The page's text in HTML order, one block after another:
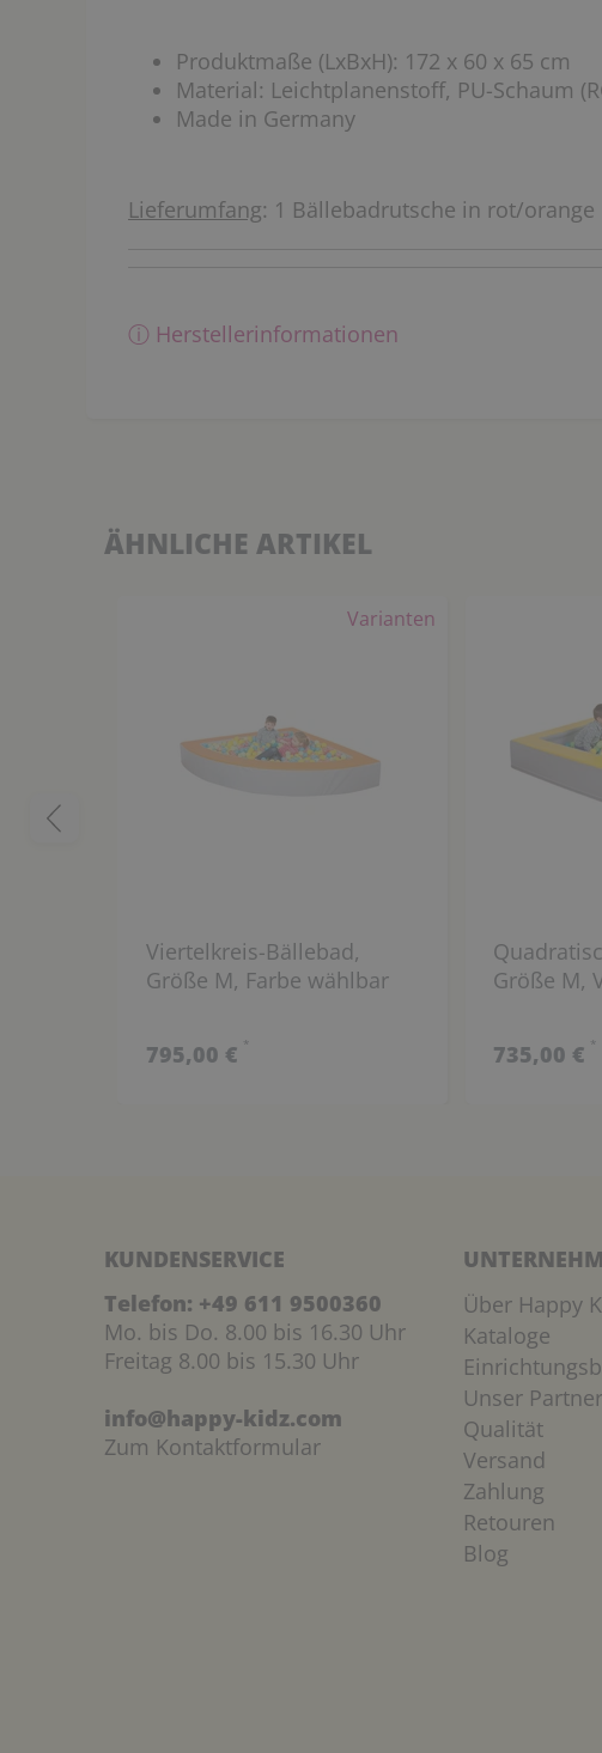
Produktmaße (LxBxH): 172 x 60 x 65 cm
Material: Leichtplanenstoff, PU-Schaum
Made in Germany
Lieferumfang: 1 Bällebadrutsche in rot/orange
ⓘ Herstellerinformationen
ÄHNLICHE ARTIKEL
Varianten
Viertelkreis-Bällebad,
Größe M, Farbe wählbar
795,00 € *
Größe M,
735,00 € *
KUNDENSERVICE
Telefon: +49 611 9500360
Mo. bis Do. 8.00 bis 16.30 Uhr
Freitag 8.00 bis 15.30 Uhr
info@happy-kidz.com
Zum Kontaktformular
Über Happy
Kataloge
Unser
Qualität
Versand
Zahlung
Retouren
Blog